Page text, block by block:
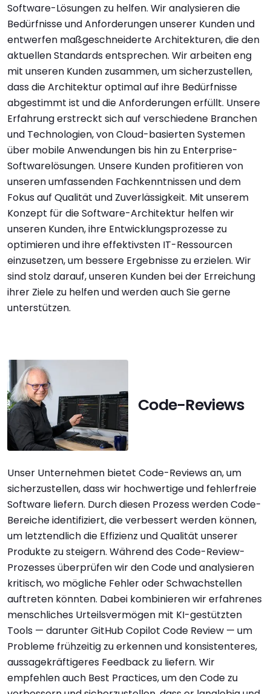
Software-Lösungen zu helfen. Wir analysieren die
Bedürfnisse und Anforderungen unserer Kunden und
entwerfen maßgeschneiderte Architekturen, die den
aktuellen Standards entsprechen. Wir arbeiten eng
mit unseren Kunden zusammen, um sicherzustellen,
dass die Architektur optimal auf ihre Bedürfnisse
abgestimmt ist und die Anforderungen erfüllt. Unsere
Erfahrung erstreckt sich auf verschiedene Branchen
und Technologien, von Cloud-basierten Systemen
über mobile Anwendungen bis hin zu Enterprise-
Softwarelösungen. Unsere Kunden profitieren von
unseren umfassenden Fachkenntnissen und dem
Fokus auf Qualität und Zuverlässigkeit. Mit unserem
Konzept für die Software-Architektur helfen wir
unseren Kunden, ihre Entwicklungsprozesse zu
optimieren und ihre effektivsten IT-Ressourcen
einzusetzen, um bessere Ergebnisse zu erzielen. Wir
sind stolz darauf, unseren Kunden bei der Erreichung
ihrer Ziele zu helfen und werden auch Sie gerne
unterstützen.
Code-Reviews
Unser Unternehmen bietet Code-Reviews an, um
sicherzustellen, dass wir hochwertige und fehlerfreie
Software liefern. Durch diesen Prozess werden Code-
Bereiche identifiziert, die verbessert werden können,
um letztendlich die Effizienz und Qualität unserer
Produkte zu steigern. Während des Code-Review-
Prozesses überprüfen wir den Code und analysieren
kritisch, wo mögliche Fehler oder Schwachstellen
auftreten könnten. Dabei kombinieren wir erfahrenes
menschliches Urteilsvermögen mit KI-gestützten
Tools — darunter GitHub Copilot Code Review — um
Probleme frühzeitig zu erkennen und konsistenteres,
aussagekräftigeres Feedback zu liefern. Wir
empfehlen auch Best Practices, um den Code zu